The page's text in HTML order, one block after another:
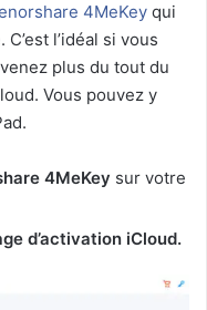
4MeKey qui
l’idéal si vous
plus du tout du
Vous pouvez y
4MeKey sur votre
d’activation iCloud.